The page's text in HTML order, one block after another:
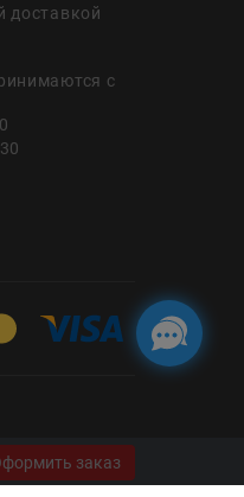
доставкой
с
заказ